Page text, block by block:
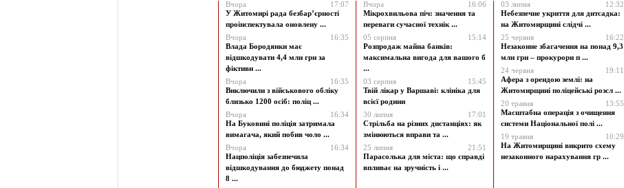
Вчора
17:07
У Житомирі рада безбар’єрності
проінспектувала оновлену ...
Вчора
16:35
Влада Бородянки має
відшкодувати 4,4 млн грн за
фіктивн ...
Вчора
16:35
Виключили з військового обліку
близько 1200 осіб: поліц ...
Вчора
16:34
На Буковині поліція затримала
вимагача, який побив чоло ...
Вчора
16:34
Нацполіція забезпечила
відшкодування до бюджету понад
8 ...
Вчора
16:06
Мікрохвильова піч: значення та
переваги сучасної технік ...
05 серпня
15:14
Розпродаж майна банків:
максимальна вигода для вашого б
...
03 серпня
15:45
Твій лікар у Варшаві: клініка для
всієї родини
30 липня
17:01
Стрільба на різних дистанціях: як
змінюються вправи та ...
25 липня
21:51
Парасолька для міста: що справді
впливає на зручність і ...
03 липня
12:32
Небезпечне укриття для дитсадка:
на Житомирщині слідчі ...
25 червня
16:22
Незаконне збагачення на понад 9,3
млн грн – прокурори п ...
24 червня
19:11
Афера з орендою землі: на
Житомирщині поліцейські розсл ...
20 травня
13:55
Масштабна операція з очищення
системи Національної полі ...
19 травня
10:29
На Житомирщині викрито схему
незаконного нарахування гр ...